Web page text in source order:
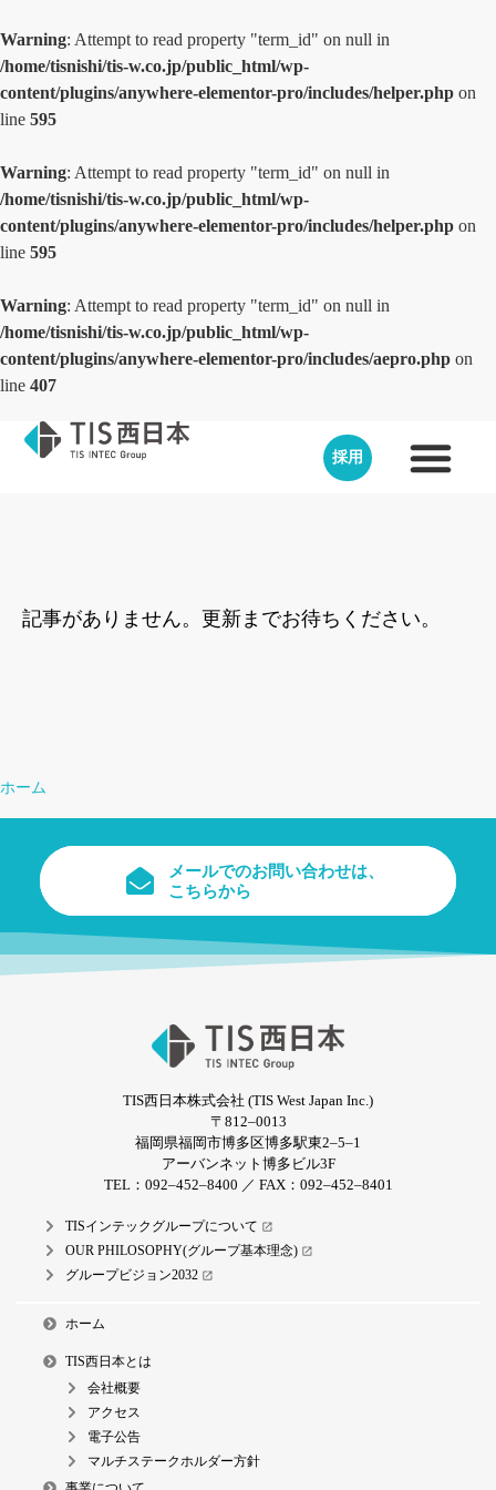
Warning: Attempt to read property "term_id" on null in
/home/tisnishi/tis-w.co.jp/public_html/wp-
content/plugins/anywhere-elementor-pro/includes/helper.php on
line 595
Warning: Attempt to read property "term_id" on null in
/home/tisnishi/tis-w.co.jp/public_html/wp-
content/plugins/anywhere-elementor-pro/includes/helper.php on
line 595
Warning: Attempt to read property "term_id" on null in
/home/tisnishi/tis-w.co.jp/public_html/wp-
content/plugins/anywhere-elementor-pro/includes/aepro.php on
line 407
採用
記事がありません。更新までお待ちください。
ホーム
メールでのお問い合わせは、
こちらから
TIS西日本株式会社 (TIS West Japan Inc.)
〒812‒0013
福岡県福岡市博多区博多駅東2‒5‒1
アーバンネット博多ビル3F
TEL：092‒452‒8400 ／ FAX：092‒452‒8401
TISインテックグループについて open_in_new
OUR PHILOSOPHY(グループ基本理念) open_in_new
グループビジョン2032 open_in_new
ホーム
TIS西日本とは
会社概要
アクセス
電子公告
マルチステークホルダー方針